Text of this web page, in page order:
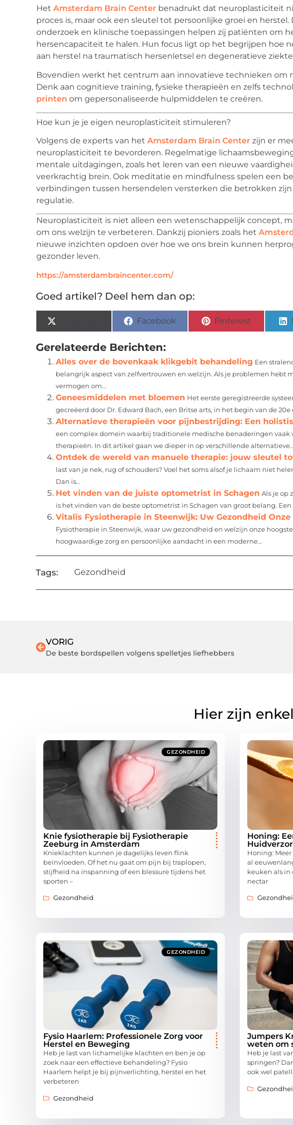
Het Amsterdam Brain Center benadrukt dat neuroplasticiteit
proces is, maar ook een sleutel tot persoonlijke groei en
onderzoek en klinische toepassingen helpen zij patiënten om
hersencapaciteit te halen. Hun focus ligt op het begrijpen hoe
aan herstel na traumatisch hersenletsel en degeneratieve
Bovendien werkt het centrum aan innovatieve technieken om
Denk aan cognitieve training, fysieke therapieën en zelfs
printen om gepersonaliseerde hulpmiddelen te creëren.
Hoe kun je je eigen neuroplasticiteit stimuleren?
Volgens de experts van het Amsterdam Brain Center zijn er
neuroplasticiteit te bevorderen. Regelmatige
mentale uitdagingen, zoals het leren van een nieuwe
veerkrachtig brein. Ook meditatie en mindfulness spelen een
verbindingen tussen hersendelen versterken die betrokken
regulatie.
Neuroplasticiteit is niet alleen een wetenschappelijk concept,
om ons welzijn te verbeteren. Dankzij pioniers zoals het
nieuwe inzichten opdoen over hoe we ons brein kunnen
gezonder leven.
https://amsterdambraincenter.com/
Goed artikel? Deel hem dan op:
Facebook Pinterest
Gerelateerde Berichten:
Alles over de bovenkaak klikgebit behandeling Een
belangrijk aspect van zelfvertrouwen en welzijn. Als je problemen hebt
vermogen om...
Geneesmiddelen met bloemen Het eerste geregistreerde
gecreëerd door Dr. Edward Bach, een Britse arts, in het begin van de 20e
Alternatieve therapieën voor pijnbestrijding: Een
een complex domein waarbij traditionele medische benaderingen
therapieën. In dit artikel gaan we dieper in op verschillende
Ontdek de wereld van manuele therapie: jouw sleutel
last van je nek, rug of schouders? Voel het soms alsof je lichaam niet
Dan is...
Het vinden van de juiste optometrist in Schagen Als je op
is het vinden van de beste optometrist in Schagen van groot belang.
Vitalis Fysiotherapie in Steenwijk: Uw Gezondheid
Fysiotherapie in Steenwijk, waar uw gezondheid en welzijn onze
hoogwaardige zorg en persoonlijke aandacht in een moderne...
Tags: Gezondheid
VORIG
De beste bordspellen volgens spelletjes liefhebbers
Hier zijn
GEZONDHEID
Knie fysiotherapie bij Fysiotherapie
Zeeburg in Amsterdam
Knieklachten kunnen je dagelijks leven flink
beïnvloeden. Of het nu gaat om pijn bij traplopen,
stijfheid na inspanning of een blessure tijdens het
sporten –
Gezondheid
Honing:
Honing:
al
keuken als
nectar
GEZONDHEID
Fysio Haarlem: Professionele Zorg voor
Herstel en Beweging
Heb je last van lichamelijke klachten en ben je op
zoek naar een effectieve behandeling? Fysio
Haarlem helpt je bij pijnverlichting, herstel en het
verbeteren
Gezondheid
Jumpers
weten om
Heb je last
springen?
ook wel